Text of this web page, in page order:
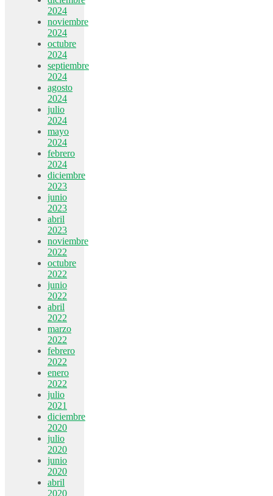
2024
noviembre
2024
octubre
2024
septiembre
2024
agosto
2024
julio
2024
mayo
2024
febrero
2024
diciembre
2023
junio
2023
abril
2023
noviembre
2022
octubre
2022
junio
2022
abril
2022
marzo
2022
febrero
2022
enero
2022
julio
2021
diciembre
2020
julio
2020
junio
2020
abril
2020